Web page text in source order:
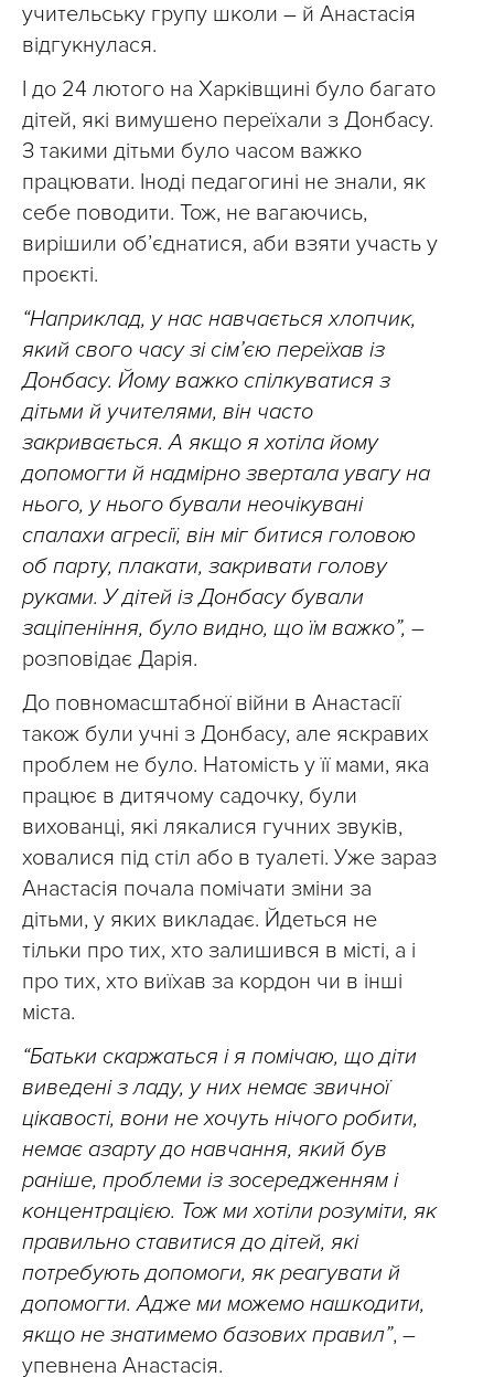
учительську групу школи – й Анастасія
відгукнулася.
І до 24 лютого на Харківщині було багато
дітей, які вимушено переїхали з Донбасу.
З такими дітьми було часом важко
працювати. Іноді педагогині не знали, як
себе поводити. Тож, не вагаючись,
вирішили об’єднатися, аби взяти участь у
проєкті.
“Наприклад, у нас навчається хлопчик,
який свого часу зі сім’єю переїхав із
Донбасу. Йому важко спілкуватися з
дітьми й учителями, він часто
закривається. А якщо я хотіла йому
допомогти й надмірно звертала увагу на
нього, у нього бували неочікувані
спалахи агресії, він міг битися головою
об парту, плакати, закривати голову
руками. У дітей із Донбасу бували
заціпеніння, було видно, що їм важко”, –
розповідає Дарія.
До повномасштабної війни в Анастасії
також були учні з Донбасу, але яскравих
проблем не було. Натомість у її мами, яка
працює в дитячому садочку, були
вихованці, які лякалися гучних звуків,
ховалися під стіл або в туалеті. Уже зараз
Анастасія почала помічати зміни за
дітьми, у яких викладає. Йдеться не
тільки про тих, хто залишився в місті, а і
про тих, хто виїхав за кордон чи в інші
міста.
“Батьки скаржаться і я помічаю, що діти
виведені з ладу, у них немає звичної
цікавості, вони не хочуть нічого робити,
немає азарту до навчання, який був
раніше, проблеми із зосередженням і
концентрацією. Тож ми хотіли розуміти, як
правильно ставитися до дітей, які
потребують допомоги, як реагувати й
допомогти. Адже ми можемо нашкодити,
якщо не знатимемо базових правил”, –
упевнена Анастасія.